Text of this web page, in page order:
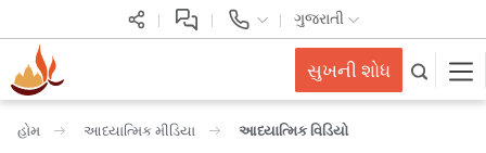
ગુજરાતી
સુખની શોધ
હોમ આધ્યાત્મિક મીડિયા આધ્યાત્મિક વિડિયો